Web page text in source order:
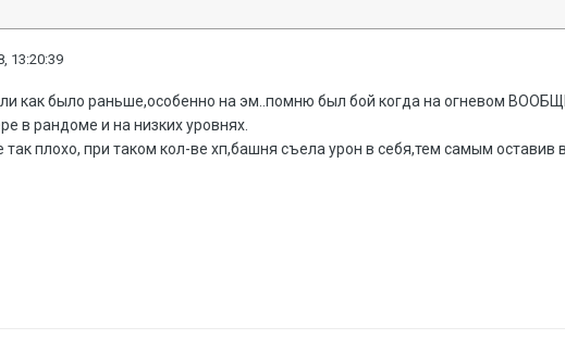
13:20:39
как было раньше,особенно на эм..помню был бой когда на огневом
в рандоме и на низких уровнях.
так плохо, при таком кол-ве хп,башня съела урон в себя,тем самым оставив